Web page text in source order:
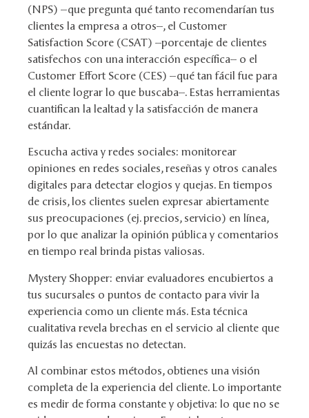
(NPS) –que pregunta qué tanto recomendarían tus
clientes la empresa a otros–, el Customer
Satisfaction Score (CSAT) –porcentaje de clientes
satisfechos con una interacción específica– o el
Customer Effort Score (CES) –qué tan fácil fue para
el cliente lograr lo que buscaba–. Estas herramientas
cuantifican la lealtad y la satisfacción de manera
estándar.
Escucha activa y redes sociales: monitorear
opiniones en redes sociales, reseñas y otros canales
digitales para detectar elogios y quejas. En tiempos
de crisis, los clientes suelen expresar abiertamente
sus preocupaciones (ej. precios, servicio) en línea,
por lo que analizar la opinión pública y comentarios
en tiempo real brinda pistas valiosas.
Mystery Shopper: enviar evaluadores encubiertos a
tus sucursales o puntos de contacto para vivir la
experiencia como un cliente más. Esta técnica
cualitativa revela brechas en el servicio al cliente que
quizás las encuestas no detectan.
Al combinar estos métodos, obtienes una visión
completa de la experiencia del cliente. Lo importante
es medir de forma constante y objetiva: lo que no se